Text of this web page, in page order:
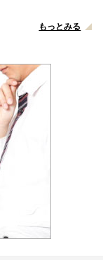
もっとみる